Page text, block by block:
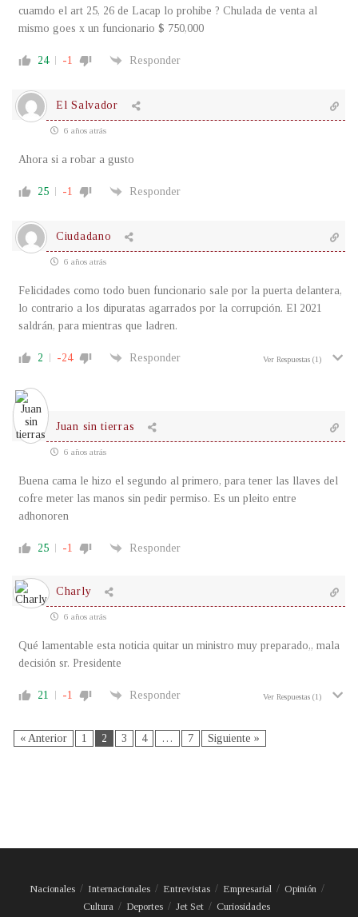
cuamdo el art 25, 26 de Lacap lo prohibe ? Chulada de venta al
mismo goes x un funcionario $ 750,000
24 -1 Responder
El Salvador
6 años atrás
Ahora si a robar a gusto
25 -1 Responder
Ciudadano
6 años atrás
Felicidades como todo buen funcionario sale por la puerta delantera,
lo contrario a los dipuratas agarrados por la corrupción. El 2021
saldrán, para mientras que ladren.
2 -24 Responder Ver Respuestas (1)
Juan sin tierras
6 años atrás
Buena cama le hizo el segundo al primero, para tener las llaves del
cofre meter las manos sin pedir permiso. Es un pleito entre
adhonoren
25 -1 Responder
Charly
6 años atrás
Qué lamentable esta noticia quitar un ministro muy preparado,, mala
decisión sr. Presidente
21 -1 Responder Ver Respuestas (1)
« Anterior 1 2 3 4 … 7 Siguiente »
Nacionales Internacionales Entrevistas Empresarial
Opinión
Cultura
Deportes Jet Set Curiosidades